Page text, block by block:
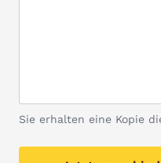
Sie erhalten eine Kopie